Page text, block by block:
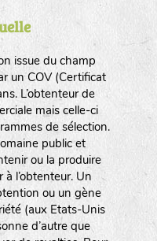
issue du champ
un COV (Certificat
L’obtenteur de
mais celle-ci
de sélection.
public et
ou la produire
l’obtenteur. Un
ou un gène
(aux Etats-Unis
d’autre que